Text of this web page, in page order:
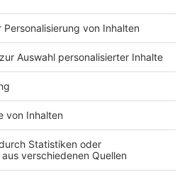
auch besonders schön!
braucht sind:
cm